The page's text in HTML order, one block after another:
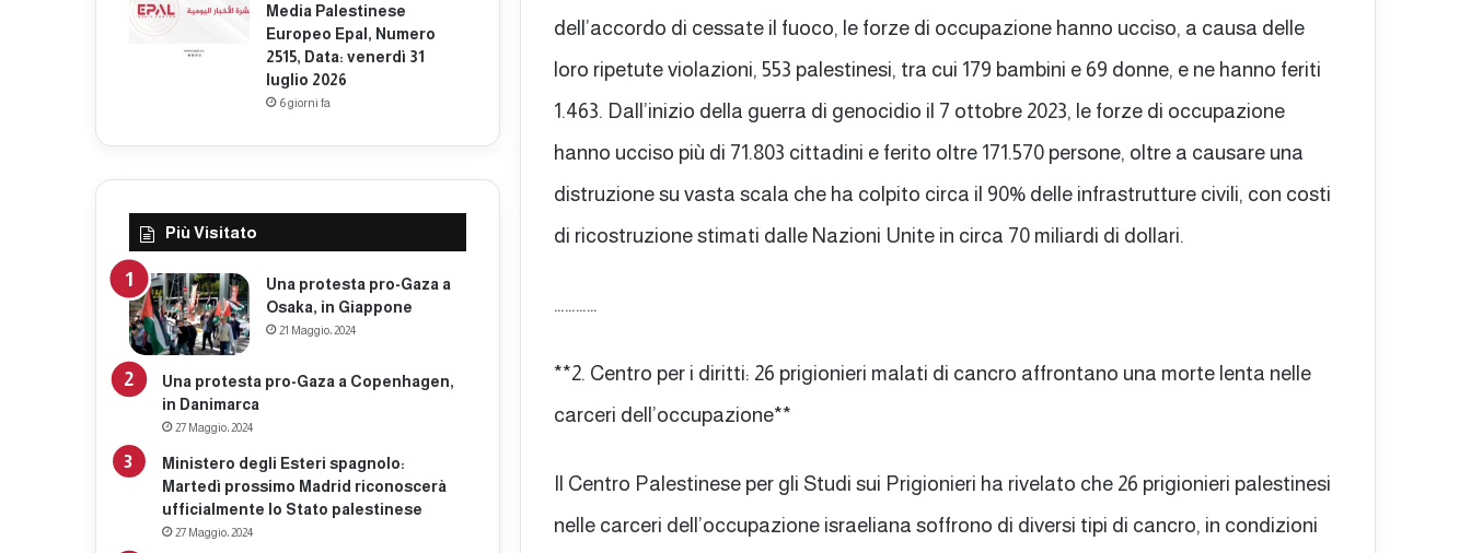
dell’accordo di cessate il fuoco, le forze di occupazione hanno ucciso, a causa delle
loro ripetute violazioni, 553 palestinesi, tra cui 179 bambini e 69 donne, e ne hanno feriti
1.463. Dall’inizio della guerra di genocidio il 7 ottobre 2023, le forze di occupazione
hanno ucciso più di 71.803 cittadini e ferito oltre 171.570 persone, oltre a causare una
distruzione su vasta scala che ha colpito circa il 90% delle infrastrutture civili, con costi
di ricostruzione stimati dalle Nazioni Unite in circa 70 miliardi di dollari.
…………
**2. Centro per i diritti: 26 prigionieri malati di cancro affrontano una morte lenta nelle
carceri dell’occupazione**
Il Centro Palestinese per gli Studi sui Prigionieri ha rivelato che 26 prigionieri palestinesi
nelle carceri dell’occupazione israeliana soffrono di diversi tipi di cancro, in condizioni
Media Palestinese
Europeo Epal, Numero
2515, Data: venerdì 31
luglio 2026
6 giorni fa
Più Visitato
Una protesta pro-Gaza a
Osaka, in Giappone
21 Maggio، 2024
Una protesta pro-Gaza a Copenhagen,
in Danimarca
27 Maggio، 2024
Ministero degli Esteri spagnolo:
Martedì prossimo Madrid riconoscerà
ufficialmente lo Stato palestinese
27 Maggio، 2024